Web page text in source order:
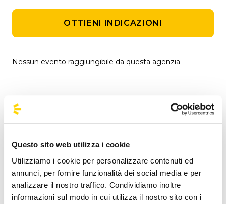
Questo sito web utilizza i cookie
Utilizziamo i cookie per personalizzare contenuti ed
annunci, per fornire funzionalità dei social media e per
analizzare il nostro traffico. Condividiamo inoltre
informazioni sul modo in cui utilizza il nostro sito con i
OTTIENI INDICAZIONI
Nessun evento raggiungibile da questa agenzia
Benvenuto nella pagina delle agenzie ufficiali di
BusForFun, per trovare rapidamente le agenzie che fanno
tutto il territorio italiano e anche da alcune parti d'Europa
come Spagna, Francia e Germania, BusForFun ti offre un
servizio unico, ovunque tu sia.